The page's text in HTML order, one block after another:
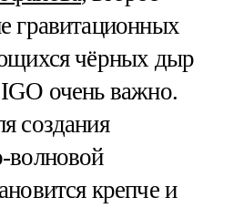
гравитационных
чёрных дыр
очень важно.
создания
волновой
крепче и